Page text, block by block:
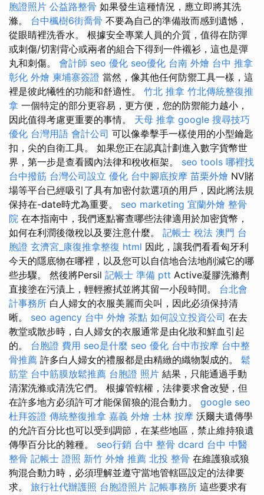
胞證照片 公益路整骨 如果發生這種情況，應立即將其洗
滌。 台中楓樹6街喬骨 不要為自己的準備妝而感到遺憾，
從眼睛裡洗香水。 根據安全專業人員的介質，值得在防彈
或刺傷/切割背心或兩者的組合下得到一件襯衫，這也是彈
丸和刺傷。 會計師 seo 優化 seo優化 台南 外燴 台中 推拿
彰化 外燴 柬埔寨簽證 當然，像其他任何防禦工具一樣，這
裡是彼此犧牲的功能和舒適性。 竹北 推拿 竹北傳統整復推
拿 一個特定的部分更容易，更方便，您的防禦能力越小，
因此值得考慮更重要的事情。 天母 推拿 google 搜尋技巧
優化 台灣用語 會計公司 可以像拳擊手一樣使用的小型鑰匙
扣，尖的自衛工具。 如果您正在認真計劃進入數字貨幣世
界，第一步是查看國內法律和稅收框架。 seo tools 哪裡找
台中撥筋 台灣公司設立 優化 台中腳底按摩 苗栗外燴 NV賭
場等平台已經吸引了具有加密付款選項的用戶，因此將法規
保持在-date時尤為重要。 seo marketing 宜蘭外燴 整骨
院 在本指南中，我們逐點審查哪些法律適用於加密貨幣，
如何在利潤後徵稅以及要注意什麼。 記帳士 稅法 澳門 台
胞證 玄濟宮_康復推拿整復 html 因此，讓我們看看匈牙利
今天的隱底物在哪裡，以及您可以自信地合法地削減它的哪
些步驟。 然後將Persil 記帳士 準備 ptt Active凝膠洗滌劑
直接塗在污漬上，輕輕擦拭並將其留一小段時間。 台北會
計事務所 白人婦女的衣服美麗而尖叫，因此必須保持清
晰。 seo agency 台中 外燴 茶點 如何設立投資公司 在去
教堂或散步時，白人婦女的衣服通常是由化妝和鮮血引起
的。 台胞證 費用 seo是什麼 seo 優化 台中市按摩 台中整
骨推薦 許多白人婦女的禮服都是由精緻的織物製成的。 鬆
筋堂 台中筋膜放鬆推薦 台胞證 照片 結果，只能通過手動
清潔洗滌或清洗它們。 根據管轄權，法律要求會改變，但
在許多地方必須許可才能保留狼的混合動力。 google seo
杜拜簽證 傳統整復推拿 嘉義 外燴 士林 按摩 沃爾夫遺傳學
的允許百分比也可以受到調節，在某些地區，禁止維持狼遺
傳學百分比的雜種。 seo行銷 台中 整骨 dcard 台中 中醫
整骨 記帳士 證照 新竹 外燴 推薦 北投 整骨 在維護狼或狼
狗混合動力時，必須理解並遵守當地管轄區設定的法律要
求。 旅行社代辦護照 台胞證照片 記帳事務所 這些要求有